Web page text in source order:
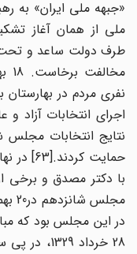
ملی از همان آغاز
طرف دولت ساعد و تحت
نفری مردم در
اجرای انتخابات آزاد و
نتایج انتخابات مجلس
حمایت
با دکتر مصدق و برخی
مجلس
در این مجلس بود که
28 خرداد